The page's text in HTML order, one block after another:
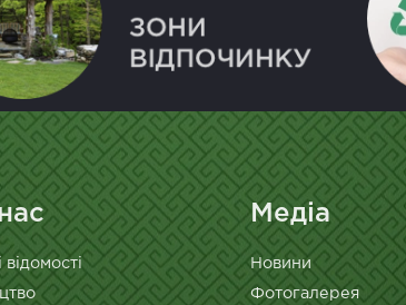
відомості
Медіа
Новини
Фотогалерея